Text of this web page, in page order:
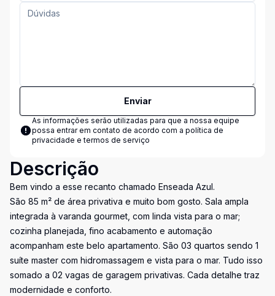
Enviar
As informações serão utilizadas para que a nossa equipe
possa entrar em contato de acordo com a política de
privacidade e termos de serviço
Descrição
Bem vindo a esse recanto chamado Enseada Azul.
São 85 m² de área privativa e muito bom gosto. Sala ampla
integrada à varanda gourmet, com linda vista para o mar;
cozinha planejada, fino acabamento e automação
acompanham este belo apartamento. São 03 quartos sendo 1
suíte master com hidromassagem e vista para o mar. Tudo isso
somado a 02 vagas de garagem privativas. Cada detalhe traz
modernidade e conforto.